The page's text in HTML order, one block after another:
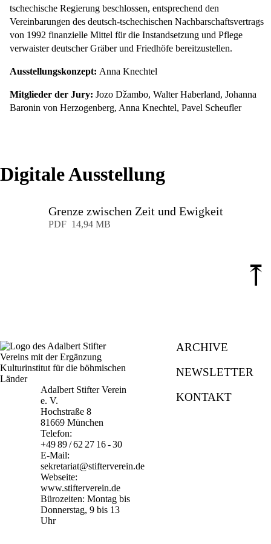
tschechische Regierung beschlossen, entsprechend den
Vereinbarungen des deutsch-tschechischen Nachbarschaftsvertrags
von 1992 finanzielle Mittel für die Instandsetzung und Pflege
verwaister deutscher Gräber und Friedhöfe bereitzustellen.
Ausstellungskonzept: Anna Knechtel
Mitglieder der Jury: Jozo Džambo, Walter Haberland, Johanna
Baronin von Herzogenberg, Anna Knechtel, Pavel Scheufler
Digitale Ausstellung
Grenze zwischen Zeit und Ewigkeit
PDF 14,94 MB
⤒
Adalbert Stifter Verein
e. V.
Hochstraße 8
81669 München
Telefon:
+49 89 / 62 27 16 - 30
E-Mail:
sekretariat@stifterverein.de
Webseite:
www.stifterverein.de
Bürozeiten: Montag bis
Donnerstag, 9 bis 13
Uhr
ARCHIVE
NEWSLETTER
KONTAKT